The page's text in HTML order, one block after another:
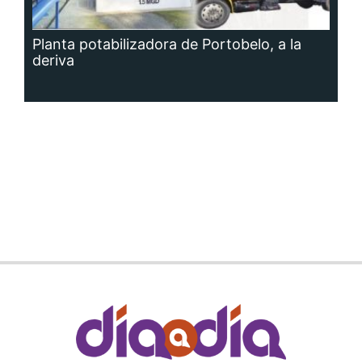
Planta potabilizadora de Portobelo, a la
deriva